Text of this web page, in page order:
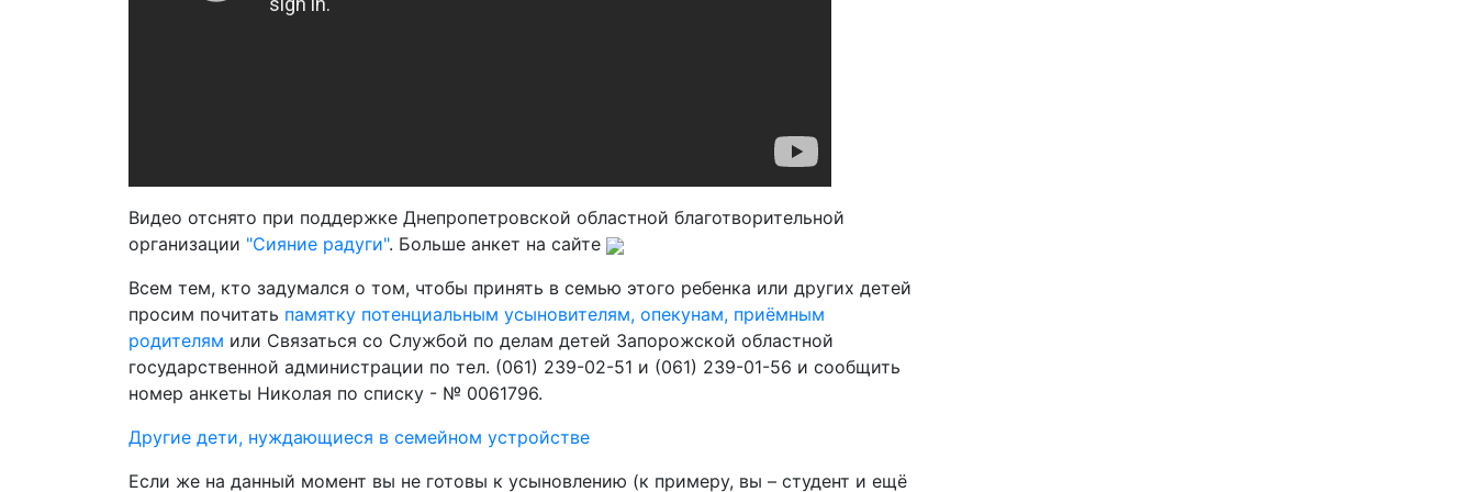
Видео отснято при поддержке Днепропетровской областной благотворительной
организации "Сияние радуги". Больше анкет на сайте
Всем тем, кто задумался о том, чтобы принять в семью этого ребенка или других детей
просим почитать памятку потенциальным усыновителям, опекунам, приёмным
родителям или Связаться со Службой по делам детей Запорожской областной
государственной администрации по тел. (061) 239-02-51 и (061) 239-01-56 и сообщить
номер анкеты Николая по списку - № 0061796.
Другие дети, нуждающиеся в семейном устройстве
Если же на данный момент вы не готовы к усыновлению (к примеру, вы – студент и ещё